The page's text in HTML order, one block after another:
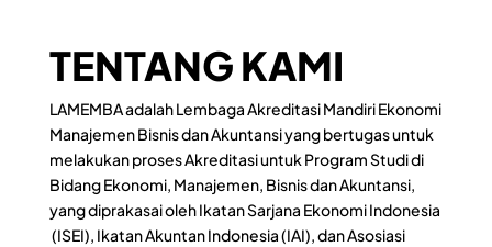
TENTANG KAMI
LAMEMBA adalah Lembaga Akreditasi Mandiri Ekonomi
Manajemen Bisnis dan Akuntansi yang bertugas untuk
melakukan proses Akreditasi untuk Program Studi di
Bidang Ekonomi, Manajemen, Bisnis dan Akuntansi,
yang diprakasai oleh Ikatan Sarjana Ekonomi Indonesia
(ISEI), Ikatan Akuntan Indonesia (IAI), dan Asosiasi